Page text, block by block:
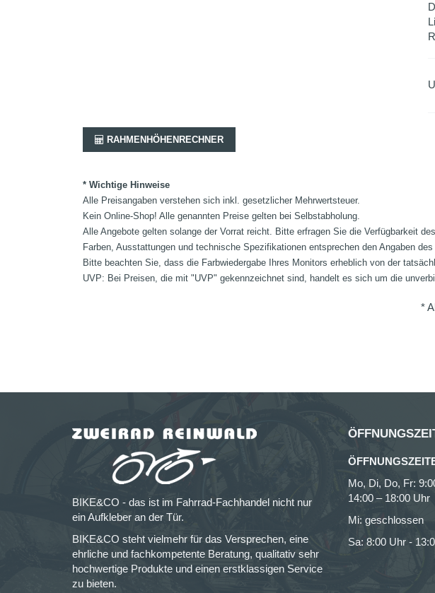
RAHMENHÖHENRECHNER
* Wichtige Hinweise
Alle Preisangaben verstehen sich inkl. gesetzlicher Mehrwertsteuer.
Kein Online-Shop! Alle genannten Preise gelten bei Selbstabholung.
Alle Angebote gelten solange der Vorrat reicht. Bitte erfragen Sie die Verfügbarkeit
Farben, Ausstattungen und technische Spezifikationen entsprechen den Angaben
Bitte beachten Sie, dass die Farbwiedergabe Ihres Monitors erheblich von der
UVP: Bei Preisen, die mit "UVP" gekennzeichnet sind, handelt es sich um die
*
BIKE&CO - das ist im Fahrrad-Fachhandel nicht nur
ein Aufkleber an der Tür.
BIKE&CO steht vielmehr für das Versprechen, eine
ehrliche und fachkompetente Beratung, qualitativ sehr
hochwertige Produkte und einen erstklassigen Service
zu bieten.
Mo, Di, Do, Fr:
14:00 – 18:00 Uhr
Mi: geschlossen
Sa: 8:00 Uhr -